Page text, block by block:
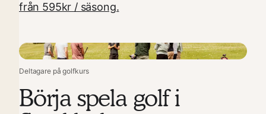
från 595kr / säsong.
Deltagare på golfkurs
Börja spela golf i